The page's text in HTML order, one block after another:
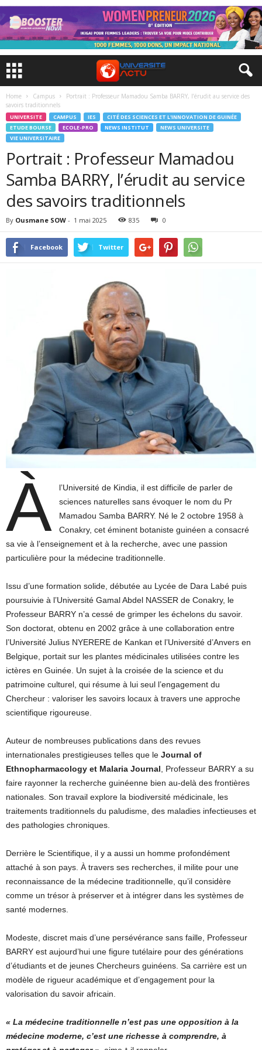
Home Campus
Portrait : Professeur Mamadou Samba BARRY, l’érudit au service des
savoirs traditionnels
UNIVERSITE CAMPUS IES
CITÉ DES SCIENCES ET L'INNOVATION DE GUINÉE
ETUDE BOURSE
ECOLE-PRO NEWS INSTITUT
NEWS UNIVERSITE
VIE UNIVERSITAIRE
Portrait : Professeur Mamadou
Samba BARRY, l’érudit au service
des savoirs traditionnels
By Ousmane SOW - 1 mai 2025 835 0
Facebook Twitter
À
l’Université de Kindia, il est difficile de parler de
sciences naturelles sans évoquer le nom du Pr
Mamadou Samba BARRY. Né le 2 octobre 1958 à
Conakry, cet éminent botaniste guinéen a consacré
sa vie à l’enseignement et à la recherche, avec une passion
particulière pour la médecine traditionnelle.
Issu d’une formation solide, débutée au Lycée de Dara Labé puis
poursuivie à l’Université Gamal Abdel NASSER de Conakry, le
Professeur BARRY n’a cessé de grimper les échelons du savoir.
Son doctorat, obtenu en 2002 grâce à une collaboration entre
l’Université Julius NYERERE de Kankan et l’Université d’Anvers en
Belgique, portait sur les plantes médicinales utilisées contre les
ictères en Guinée. Un sujet à la croisée de la science et du
patrimoine culturel, qui résume à lui seul l’engagement du
Chercheur : valoriser les savoirs locaux à travers une approche
scientifique rigoureuse.
Auteur de nombreuses publications dans des revues
internationales prestigieuses telles que le Journal of
Ethnopharmacology et Malaria Journal, Professeur BARRY a su
faire rayonner la recherche guinéenne bien au-delà des frontières
nationales. Son travail explore la biodiversité médicinale, les
traitements traditionnels du paludisme, des maladies infectieuses et
des pathologies chroniques.
Derrière le Scientifique, il y a aussi un homme profondément
attaché à son pays. À travers ses recherches, il milite pour une
reconnaissance de la médecine traditionnelle, qu’il considère
comme un trésor à préserver et à intégrer dans les systèmes de
santé modernes.
Modeste, discret mais d’une persévérance sans faille, Professeur
BARRY est aujourd’hui une figure tutélaire pour des générations
d’étudiants et de jeunes Chercheurs guinéens. Sa carrière est un
modèle de rigueur académique et d’engagement pour la
valorisation du savoir africain.
« La médecine traditionnelle n’est pas une opposition à la
médecine moderne, c’est une richesse à comprendre, à